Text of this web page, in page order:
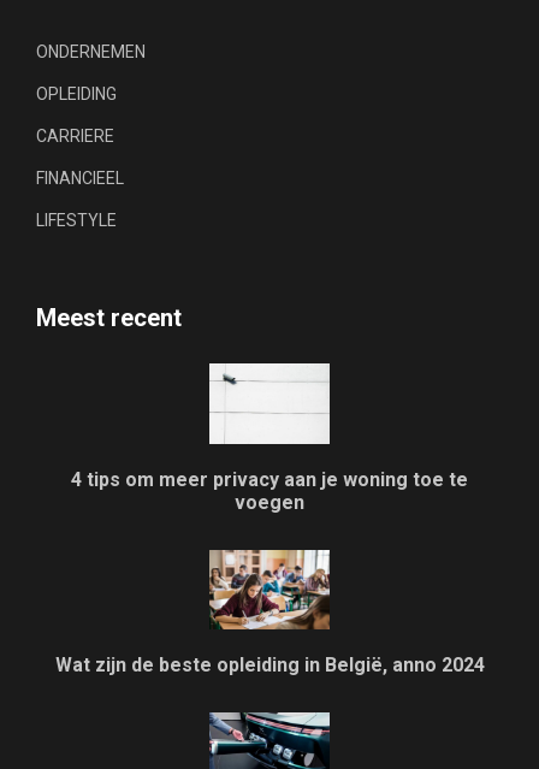
ONDERNEMEN
OPLEIDING
CARRIERE
FINANCIEEL
LIFESTYLE
Meest recent
4 tips om meer privacy aan je woning toe te
voegen
Wat zijn de beste opleiding in België, anno 2024